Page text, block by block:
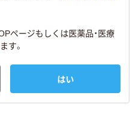
ページもしくは医薬品・医療
す。
はい